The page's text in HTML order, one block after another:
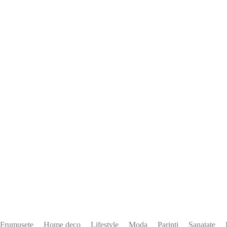
Frumusete Home deco Lifestyle Moda Parinti Sanatate